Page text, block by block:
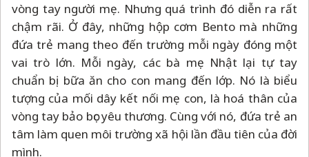
vòng tay người mẹ. Nhưng quá trình đó diễn ra rất
chậm rãi. Ở đây, những hộp cơm Bento mà những
đứa trẻ mang theo đến trường mỗi ngày đóng một
vai trò lớn. Mỗi ngày, các bà mẹ Nhật lại tự tay
chuẩn bị bữa ăn cho con mang đến lớp. Nó là biểu
tượng của mối dây kết nối mẹ con, là hoá thân của
vòng tay bảo bọc yêu thương. Cùng với nó, đứa trẻ an
tâm làm quen môi trường xã hội lần đầu tiên của đời
mình.